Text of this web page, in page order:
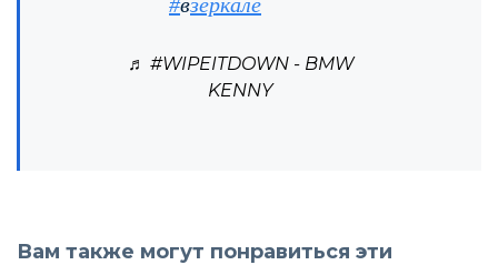
♬ #WIPEITDOWN - BMW
KENNY
Вам также могут понравиться эти